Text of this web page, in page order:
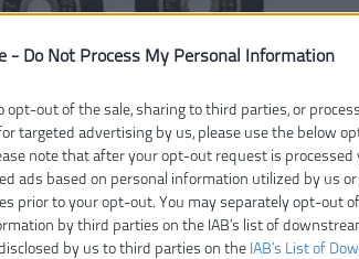
- Do Not Process My Personal Information
opt-out of the sale, sharing to third parties, or
targeted advertising by us, please use the below
note that after your opt-out request is processed
ads based on personal information utilized by us
prior to your opt-out. You may separately opt-out
by third parties on the IAB’s list of
by us to third parties on the IAB’s List of